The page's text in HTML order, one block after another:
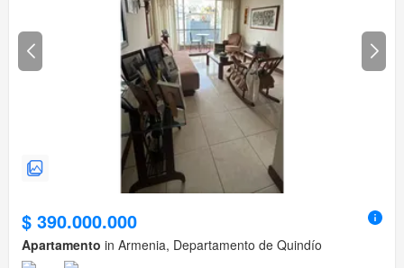
$ 390.000.000
Apartamento in Armenia, Departamento de Quindío